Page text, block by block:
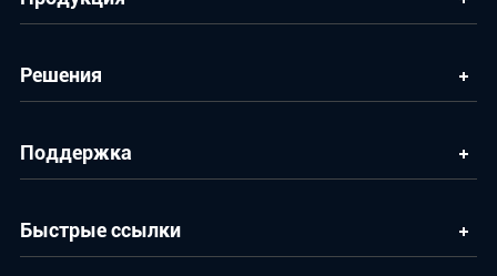
Решения
Поддержка
Быстрые ссылки